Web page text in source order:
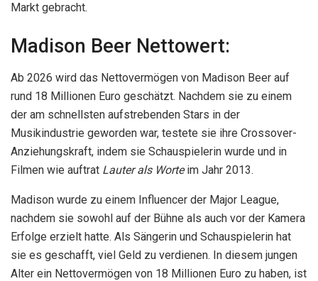
Markt gebracht.
Madison Beer Nettowert:
Ab 2026 wird das Nettovermögen von Madison Beer auf
rund 18 Millionen Euro geschätzt. Nachdem sie zu einem
der am schnellsten aufstrebenden Stars in der
Musikindustrie geworden war, testete sie ihre Crossover-
Anziehungskraft, indem sie Schauspielerin wurde und in
Filmen wie auftrat Lauter als Worteim Jahr 2013.
Madison wurde zu einem Influencer der Major League,
nachdem sie sowohl auf der Bühne als auch vor der Kamera
Erfolge erzielt hatte. Als Sängerin und Schauspielerin hat
sie es geschafft, viel Geld zu verdienen. In diesem jungen
Alter ein Nettovermögen von 18 Millionen Euro zu haben, ist